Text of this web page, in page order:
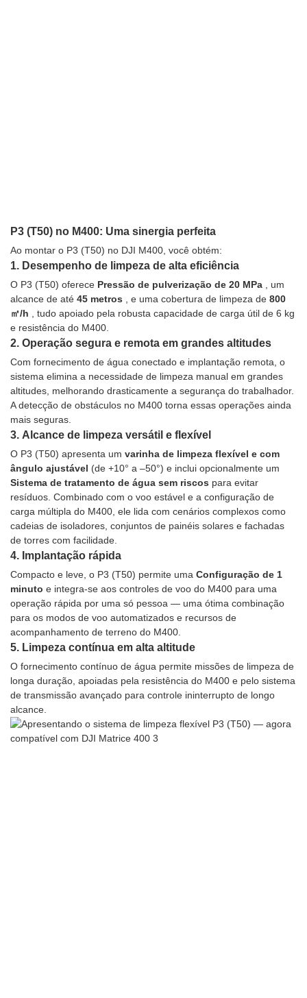
P3 (T50) no M400: Uma sinergia perfeita
Ao montar o P3 (T50) no DJI M400, você obtém:
1. Desempenho de limpeza de alta eficiência
O P3 (T50) oferece Pressão de pulverização de 20 MPa , um
alcance de até 45 metros , e uma cobertura de limpeza de 800
㎡/h , tudo apoiado pela robusta capacidade de carga útil de 6 kg
e resistência do M400.
2. Operação segura e remota em grandes altitudes
Com fornecimento de água conectado e implantação remota, o
sistema elimina a necessidade de limpeza manual em grandes
altitudes, melhorando drasticamente a segurança do trabalhador.
A detecção de obstáculos no M400 torna essas operações ainda
mais seguras.
3. Alcance de limpeza versátil e flexível
O P3 (T50) apresenta um varinha de limpeza flexível e com
ângulo ajustável (de +10° a –50°) e inclui opcionalmente um
Sistema de tratamento de água sem riscos para evitar
resíduos. Combinado com o voo estável e a configuração de
carga múltipla do M400, ele lida com cenários complexos como
cadeias de isoladores, conjuntos de painéis solares e fachadas
de torres com facilidade.
4. Implantação rápida
Compacto e leve, o P3 (T50) permite uma Configuração de 1
minuto e integra-se aos controles de voo do M400 para uma
operação rápida por uma só pessoa — uma ótima combinação
para os modos de voo automatizados e recursos de
acompanhamento de terreno do M400.
5. Limpeza contínua em alta altitude
O fornecimento contínuo de água permite missões de limpeza de
longa duração, apoiadas pela resistência do M400 e pelo sistema
de transmissão avançado para controle ininterrupto de longo
alcance.